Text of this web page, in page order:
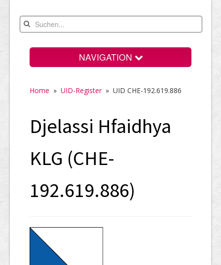
NAVIGATION
Neugründungen
UID-Register
Marken-Register
Home » UID-Register» UID CHE-192.619.886
Djelassi Hfaidhya
KLG (CHE-
192.619.886)